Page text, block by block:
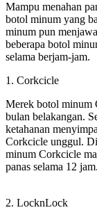
Mampu menahan
botol minum yang
minum pun
beberapa botol
selama berjam-jam.
1. Corkcicle
Merek botol minum
bulan belakangan.
ketahanan
Corkcicle unggul.
minum Corkcicle
panas selama 12 jam.
2. LocknLock